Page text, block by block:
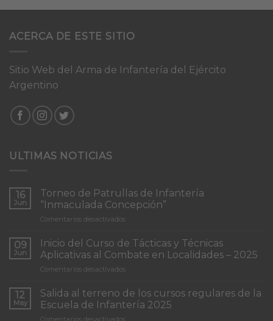
ACERCA DE ESTE SITIO
Sitio Web del Arma de Infantería del Ejército
Argentino
ULTIMAS NOTICIAS
16
Jun
Torneo de Patrullas de Infantería
“Inmaculada Concepción”
Comentarios desactivadosen
de
Patrullas
de
Infantería
Concepción”
09
Jun
Inicio del Curso de Tácticas y Técnicas
Aplicativas al Combate en Localidades – 2025
Comentarios desactivadosen
del
Curso
de
12
May
Salida al terreno de los cursos regulares de la
Escuela de Infantería 2025
en